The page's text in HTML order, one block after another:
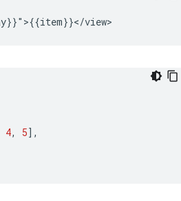
4, 5],